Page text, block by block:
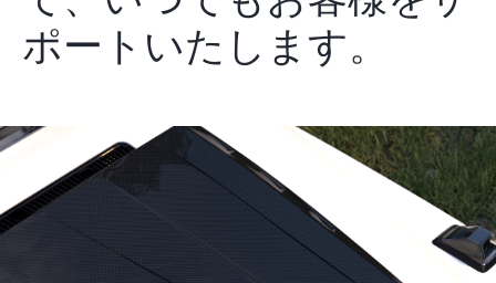
ポートいたします。